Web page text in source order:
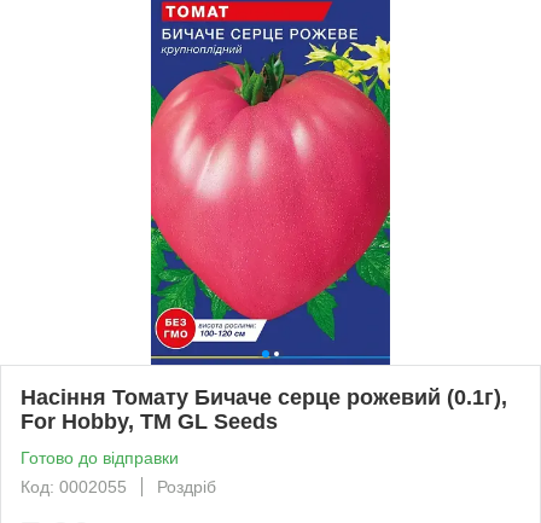
Насіння Томату Бичаче серце рожевий (0.1г),
For Hobby, TM GL Seeds
Готово до відправки
Код: 0002055
Роздріб